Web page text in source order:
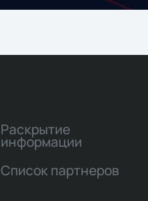
Раскрытие
информации
Список партнеров